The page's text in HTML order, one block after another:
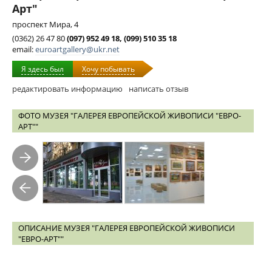
Арт"
проспект Мира, 4
(0362) 26 47 80(097) 952 49 18, (099) 510 35 18
email:euroartgallery@ukr.net
Я здесь был Хочу побывать
редактировать информацию написать отзыв
ФОТО МУЗЕЯ "ГАЛЕРЕЯ ЕВРОПЕЙСКОЙ ЖИВОПИСИ "ЕВРО-
АРТ""
ОПИСАНИЕ МУЗЕЯ "ГАЛЕРЕЯ ЕВРОПЕЙСКОЙ ЖИВОПИСИ
"ЕВРО-АРТ""